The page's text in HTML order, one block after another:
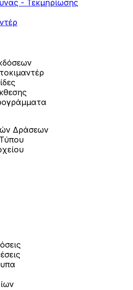
- Τεκμηρίωσης
Δράσεων